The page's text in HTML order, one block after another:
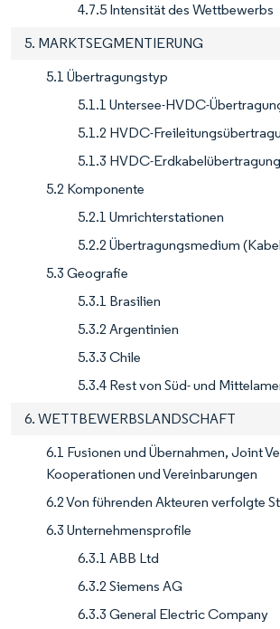
4.7.5 Intensität des Wettbewerbs
5. MARKTSEGMENTIERUNG
5.1 Übertragungstyp
5.1.1 Untersee-HVDC-
5.1.2 HVDC-
5.1.3 HVDC-
5.2 Komponente
5.2.1 Umrichterstationen
5.2.2 Übertragungsmedium
5.3 Geografie
5.3.1 Brasilien
5.3.2 Argentinien
5.3.3 Chile
5.3.4 Rest von Süd- und
6. WETTBEWERBSLANDSCHAFT
6.1 Fusionen und Übernahmen, Joint
Kooperationen und Vereinbarungen
6.2 Von führenden Akteuren verfolgte
6.3 Unternehmensprofile
6.3.1 ABB Ltd
6.3.2 Siemens AG
6.3.3 General Electric Company